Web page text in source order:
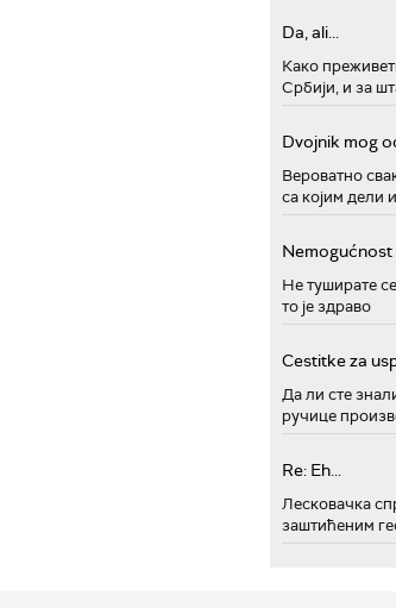
Da, ali...
Како
Србији, и за
Dvojnik mog
Вероватно
са којим дели
Nemogućnost
Не туширате
то је здраво
Cestitke za
Да ли сте
ручице
Re: Eh...
Лесковачка
заштићеним